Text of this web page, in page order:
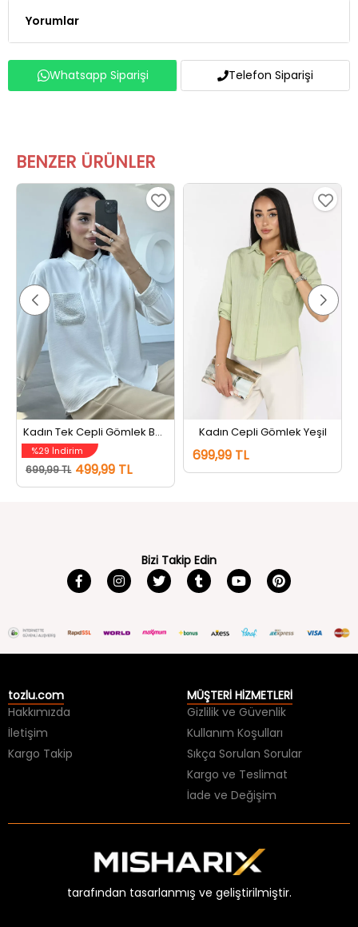
Yorumlar
Whatsapp Siparişi Telefon Siparişi
BENZER ÜRÜNLER
Kadın Tek Cepli Gömlek Beyaz
%29 İndirim
699,99 TL 499,99 TL
Kadın Cepli Gömlek Yeşil
699,99 TL
Bizi Takip Edin
tozlu.com
Hakkımızda
İletişim
Kargo Takip
MÜŞTERİ HİZMETLERİ
Gizlilik ve Güvenlik
Kullanım Koşulları
Sıkça Sorulan Sorular
Kargo ve Teslimat
İade ve Değişim
tarafından tasarlanmış ve geliştirilmiştir.